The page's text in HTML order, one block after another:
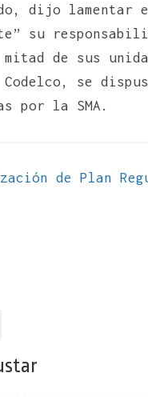
dijo lamentar
su
de sus
se
por la SMA.
de Plan